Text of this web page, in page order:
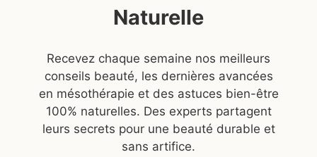
Naturelle
Recevez chaque semaine nos meilleurs
conseils beauté, les dernières avancées
en mésothérapie et des astuces bien-être
100% naturelles. Des experts partagent
leurs secrets pour une beauté durable et
sans artifice.